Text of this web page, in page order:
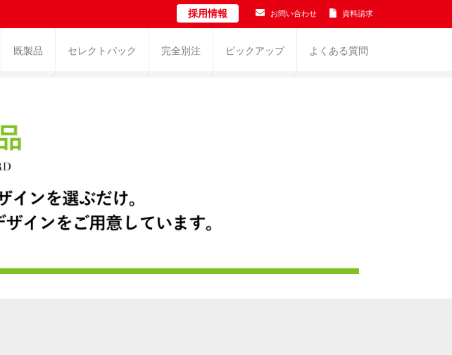
採用情報 お問い合わせ 資料請求
既製品 セレクトパック 完全別注 ピックアップ よくある質問